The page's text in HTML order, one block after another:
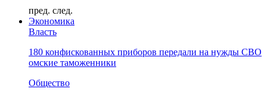
пред. след.
Экономика
Власть
180 конфискованных приборов передали на нужды СВО
омские таможенники
Общество